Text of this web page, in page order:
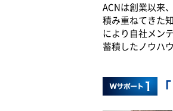
ACNは創業以来
積み重ねてきた
により自社メン
蓄積したノウハ